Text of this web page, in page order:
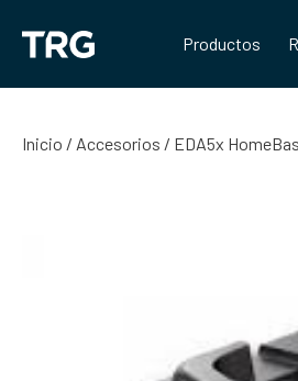
contenido
Productos
Inicio / Accesorios / EDA5x